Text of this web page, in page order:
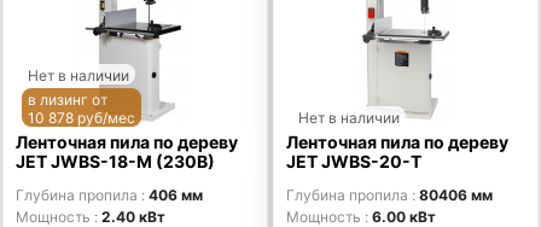
Нет в наличии
в лизинг от
10 878 руб/мес
Ленточная пила по дереву
JET JWBS-18-M (230В)
Глубина пропила
406 мм
Мощность
2.40 кВт
Нет в наличии
Ленточная пила по дереву
JET JWBS-20-T
Глубина пропила
80406 мм
Мощность
6.00 кВт